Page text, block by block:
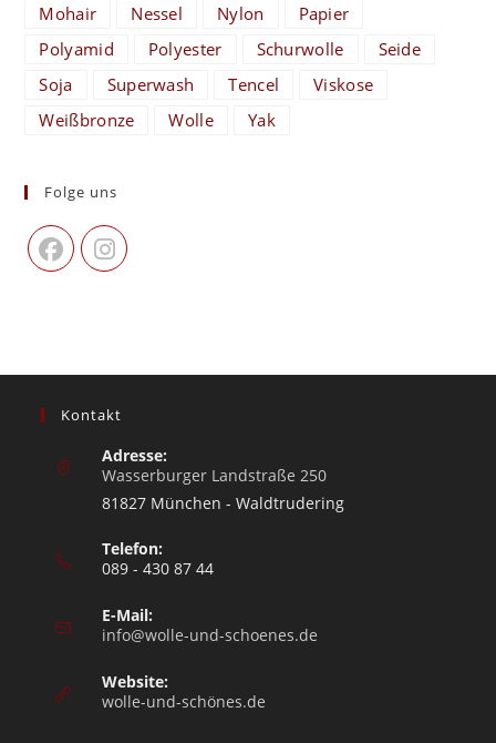
Mohair
Nessel Nylon
Papier
Polyamid
Polyester Schurwolle
Seide
Soja
Superwash Tencel
Viskose
Weißbronze
Wolle Yak
Folge uns
Kontakt
Adresse:
Wasserburger Landstraße 250
81827 München - Waldtrudering
Telefon:
089 - 430 87 44
E-Mail:
info@wolle-und-schoenes.de
Website:
wolle-und-schönes.de